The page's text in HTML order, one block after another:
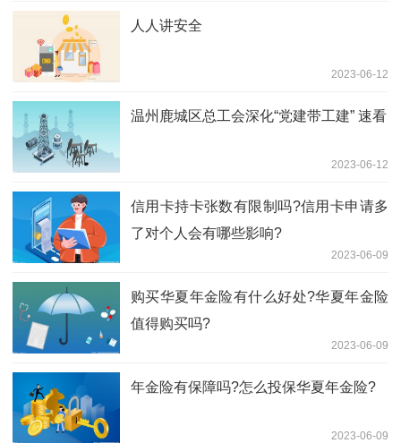
人人讲安全
2023-06-12
温州鹿城区总工会深化“党建带工建” 速看
2023-06-12
信用卡持卡张数有限制吗?信用卡申请多
了对个人会有哪些影响?
2023-06-09
购买华夏年金险有什么好处?华夏年金险
值得购买吗?
2023-06-09
​年金险有保障吗?怎么投保华夏年金险?
2023-06-09